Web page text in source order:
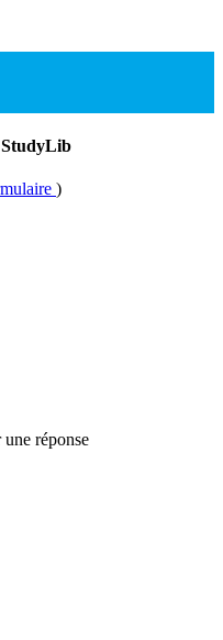
StudyLib
)
réponse